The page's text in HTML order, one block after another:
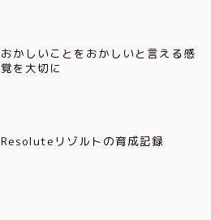
おかしいことをおかしいと言える感
覚を大切に
Resoluteリゾルトの育成記録